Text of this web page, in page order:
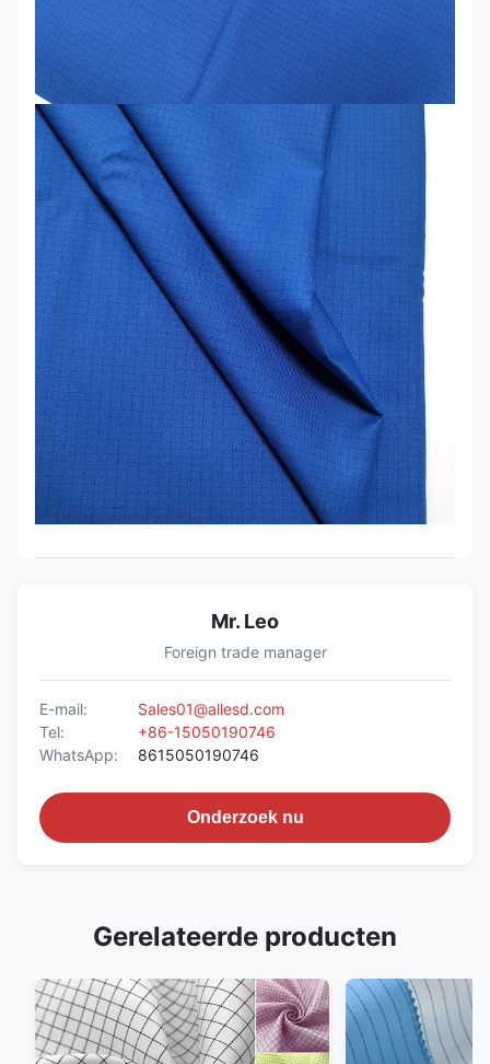
Mr. Leo
Foreign trade manager
E-mail:
Sales01@allesd.com
Tel:
+86-15050190746
WhatsApp:
8615050190746
Onderzoek nu
Gerelateerde producten